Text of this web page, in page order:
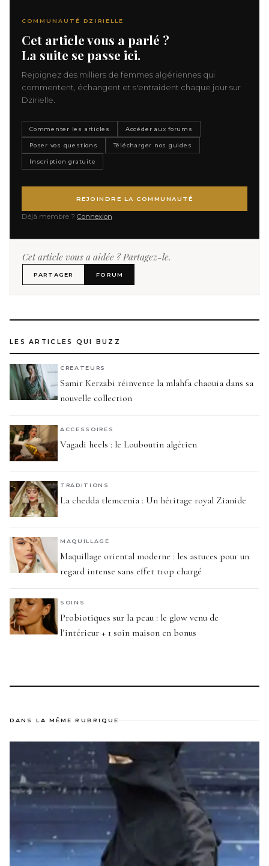
COMMUNAUTÉ DZIRIELLE
Cet article vous a parlé ?
La suite se passe ici.
Rejoignez des milliers de femmes algériennes qui
commentent, échangent et s'entraident chaque jour sur
Dzirielle.
Commenter les articles Accéder aux forums
Poser vos questions Télécharger nos guides
Inscription gratuite
REJOINDRE LA COMMUNAUTÉ
Déjà membre ? Connexion
Cet article vous a aidée ? Partagez-le.
PARTAGER FORUM
LES ARTICLES QUI BUZZ
CREATEURS
Samir Kerzabi réinvente la mlahfa chaouia dans sa
nouvelle collection
ACCESSOIRES
Vagadi heels : le Louboutin algérien
TRADITIONS
La chedda tlemcenia : Un héritage royal Zianide
MAQUILLAGE
Maquillage oriental moderne : les astuces pour un
regard intense sans effet trop chargé
SOINS
Probiotiques sur la peau : le glow venu de
l’intérieur + 1 soin maison en bonus
DANS LA MÊME RUBRIQUE